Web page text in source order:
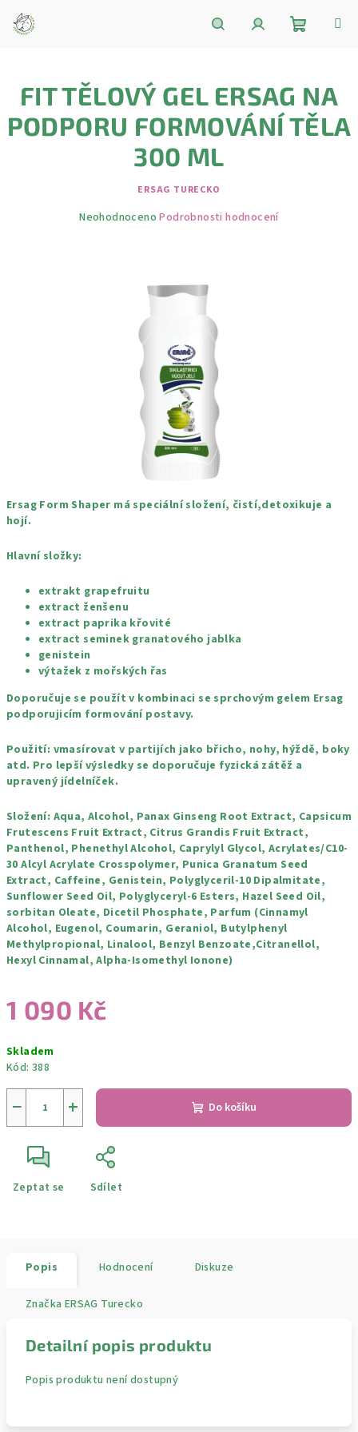
obsah
košík
Ersag Form Shaper má speciální složení, čistí,detoxikuje a
hojí.
Hlavní složky:
extrakt grapefruitu
extract ženšenu
extract paprika křovité
extract seminek granatového jablka
genistein
výtažek z mořských řas
Doporučuje se použít v kombinaci se sprchovým gelem Ersag
podporujicím formování postavy.
Použití: vmasírovat v partijích jako břicho, nohy, hýždě, boky
atd. Pro lepší výsledky se doporučuje fyzická zátěž a
upravený jídelníček.
Složení: Aqua, Alcohol, Panax Ginseng Root Extract, Capsicum
Frutescens Fruit Extract, Citrus Grandis Fruit Extract,
Panthenol, Phenethyl Alcohol, Caprylyl Glycol, Acrylates/C10-
30 Alcyl Acrylate Crosspolymer, Punica Granatum Seed
Extract, Caffeine, Genistein, Polyglyceril-10 Dipalmitate,
Sunflower Seed Oil, Polyglyceryl-6 Esters, Hazel Seed Oil,
sorbitan Oleate, Dicetil Phosphate, Parfum (Cinnamyl
Alcohol, Eugenol, Coumarin, Geraniol, Butylphenyl
Methylpropional, Linalool, Benzyl Benzoate,Citranellol,
Hexyl Cinnamal, Alpha-Isomethyl Ionone)
1 090 Kč
cena:
Skladem
Kód: 388
+
− Do košíku
Zeptat se Sdílet
FIT TĚLOVÝ GEL ERSAG NA
PODPORU FORMOVÁNÍ TĚLA
300 ML
ERSAG TURECKO
Průměrné
Neohodnoceno Podrobnosti hodnocení
Popis Hodnocení Diskuze
Značka ERSAG Turecko
Detailní popis produktu
Popis produktu není dostupný